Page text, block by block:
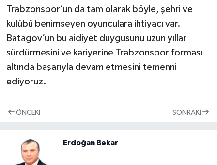
Trabzonspor’un da tam olarak böyle, şehri ve
kulübü benimseyen oyunculara ihtiyacı var.
Batagov’un bu aidiyet duygusunu uzun yıllar
sürdürmesini ve kariyerine Trabzonspor forması
altında başarıyla devam etmesini temenni
ediyoruz.
ÖNCEKI SONRAKI
Erdoğan Bekar